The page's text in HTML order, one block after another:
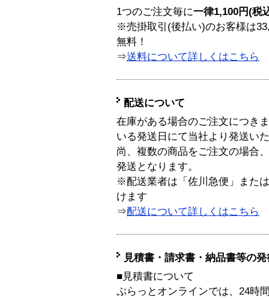
1つのご注文毎に一律1,100円(税
※売掛取引(後払い)のお客様は
無料！
⇒送料について詳しくはこちら
配送について
在庫がある場合のご注文につき
いる発送日にて当社より発送い
尚、複数の商品をご注文の場合
発送となります。
※配送業者は「佐川急便」また
けます
⇒配送について詳しくはこちら
見積書・請求書・納品書等の
■見積書について
ぷらっとオンラインでは、24時